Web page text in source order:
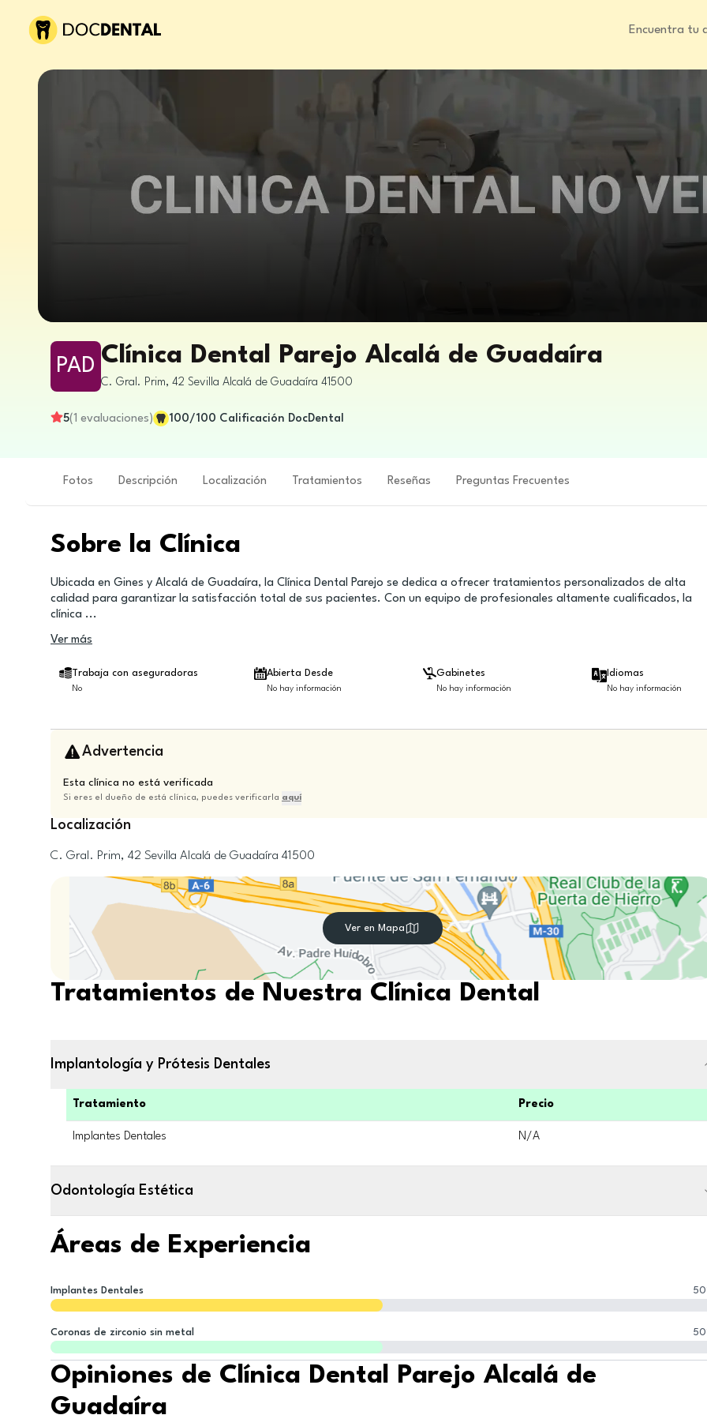
Encuentra tu
PAD Clínica Dental Parejo Alcalá de Guadaíra
C. Gral. Prim, 42 Sevilla Alcalá de Guadaíra 41500
5(1 evaluaciones) 100/100 Calificación DocDental
Fotos Descripción Localización Tratamientos Reseñas Preguntas Frecuentes
Sobre la Clínica
Ubicada en Gines y Alcalá de Guadaíra, la Clínica Dental Parejo se dedica a ofrecer tratamientos personalizados de alta
calidad para garantizar la satisfacción total de sus pacientes. Con un equipo de profesionales altamente cualificados, la
clínica ...
Ver más
Trabaja con aseguradoras
No
Abierta Desde
No hay información
Gabinetes
No hay información
Idiomas
No hay información
Advertencia
Esta clínica no está verificada
Si eres el dueño de está clínica, puedes verificarla aquí
Localización
C. Gral. Prim, 42 Sevilla Alcalá de Guadaíra 41500
Ver en Mapa
Tratamientos de Nuestra Clínica Dental
Implantología y Prótesis Dentales
Tratamiento Precio
Implantes Dentales N/A
Odontología Estética
Áreas de Experiencia
Implantes Dentales 50
Coronas de zirconio sin metal 50
Opiniones de Clínica Dental Parejo Alcalá de
Guadaíra